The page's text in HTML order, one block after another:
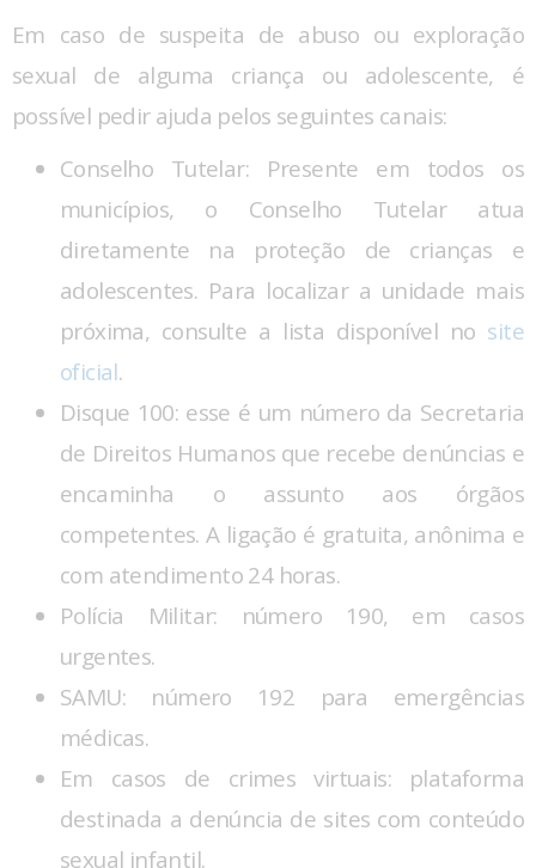
Em caso de suspeita de abuso ou exploração
sexual de alguma criança ou adolescente, é
possível pedir ajuda pelos seguintes canais:
Conselho Tutelar: Presente em todos os
municípios, o Conselho Tutelar atua
diretamente na proteção de crianças e
adolescentes. Para localizar a unidade mais
próxima, consulte a lista disponível no site
oficial.
Disque 100: esse é um número da Secretaria
de Direitos Humanos que recebe denúncias e
encaminha o assunto aos órgãos
competentes. A ligação é gratuita, anônima e
com atendimento 24 horas.
Polícia Militar: número 190, em casos
urgentes.
SAMU: número 192 para emergências
médicas.
Em casos de crimes virtuais: plataforma
destinada a denúncia de sites com conteúdo
sexual infantil.